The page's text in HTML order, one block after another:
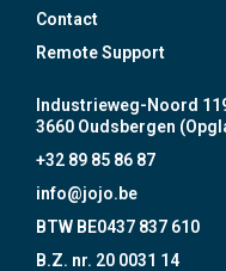
Contact
Remote Support
Industrieweg-Noord
3660 Oudsbergen
+32 89 85 86 87
info@jojo.be
BTW BE0437 837 610
B.Z. nr. 20 0031 14